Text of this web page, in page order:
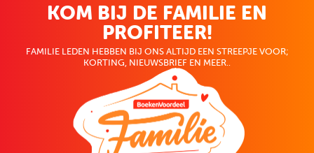
KOM BIJ DE FAMILIE EN
PROFITEER!
FAMILIE LEDEN HEBBEN BIJ ONS ALTIJD EEN STREEPJE VOOR;
KORTING, NIEUWSBRIEF EN MEER..